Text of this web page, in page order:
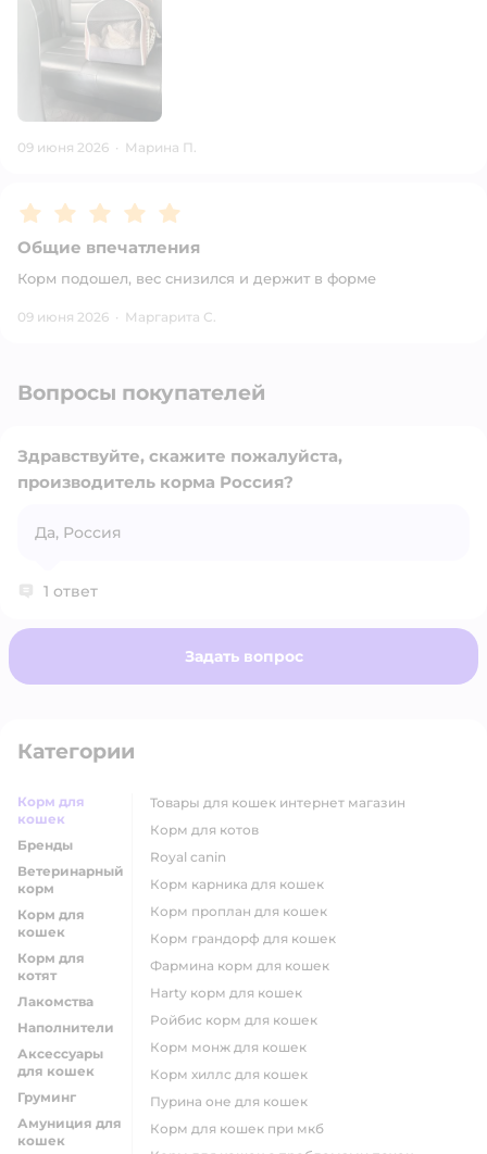
09 июня 2026 · Марина П.
Рейтинг:5
Общие впечатления
Корм подошел, вес снизился и держит в форме
09 июня 2026 · Маргарита С.
Вопросы покупателей
Здравствуйте, скажите пожалуйста,
производитель корма Россия?
Да, Россия
1 ответ
Задать вопрос
Категории
Корм для
кошек
Бренды
Ветеринарный
корм
Корм для
кошек
Корм для
котят
Лакомства
Наполнители
Аксессуары
для кошек
Груминг
Амуниция для
кошек
товары для кошек интернет магазин
корм для котов
royal canin
корм карника для кошек
корм проплан для кошек
корм грандорф для кошек
фармина корм для кошек
harty корм для кошек
ройбис корм для кошек
корм монж для кошек
корм хиллс для кошек
пурина оне для кошек
корм для кошек при мкб